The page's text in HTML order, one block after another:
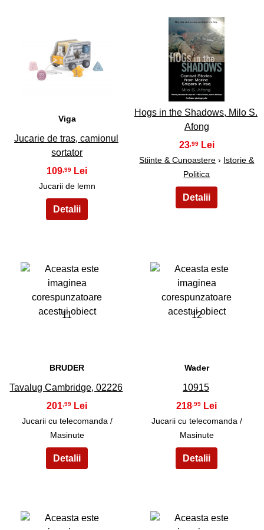
9
Viga
Jucarie de tras, camionul
sortator
109 ,99
Jucarii de lemn
10
Hogs in the Shadows, Milo S.
Afong
23,99
Stiinte & Cunoastere › Istorie &
Politica
11
BRUDER
Tavalug Cambridge, 02226
201,99
Jucarii cu telecomanda /
Masinute
12
Wader
10915
218,99
Jucarii cu telecomanda /
Masinute